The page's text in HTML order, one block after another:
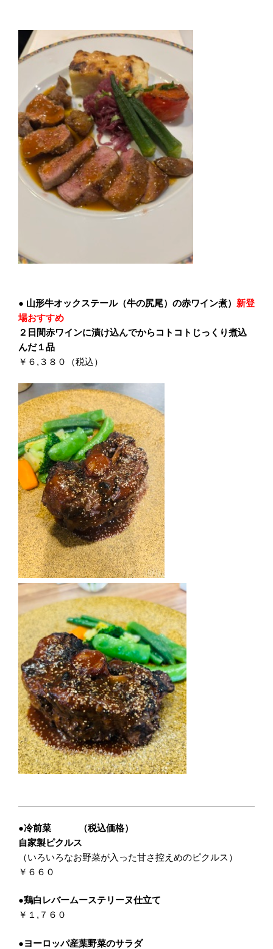
● 山形牛オックステール（牛の尻尾）の赤ワイン煮） 新登
場おすすめ
２日間赤ワインに漬け込んでからコトコトじっくり煮込
んだ１品
￥６,３８０（税込）
●冷前菜 （税込価格）
自家製ピクルス
（いろいろなお野菜が入った甘さ控えめのピクルス）
￥６６０
●鶏白レバームーステリーヌ仕立て
￥１,７６０
●ヨーロッパ産葉野菜のサラダ